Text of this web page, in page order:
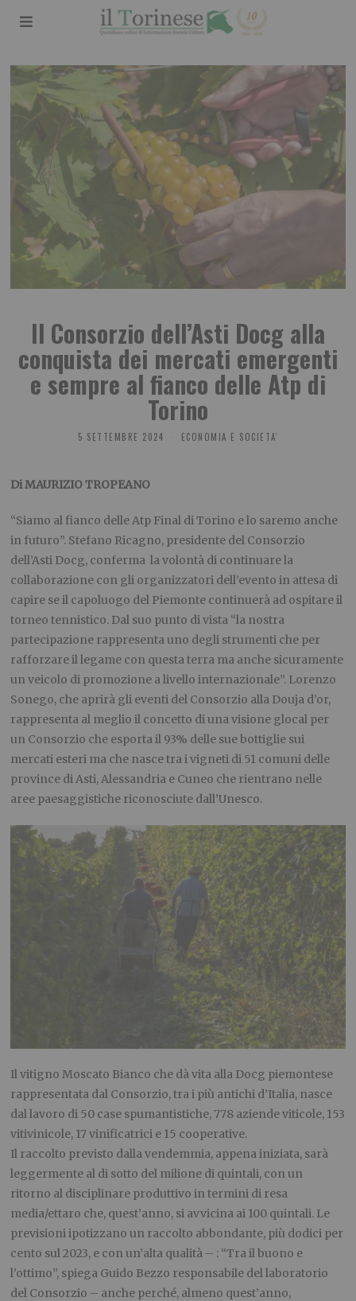
Il Consorzio dell’Asti Docg alla
conquista dei mercati emergenti
e sempre al fianco delle Atp di
Torino
5 SETTEMBRE 2024 ECONOMIA E SOCIETA'
Di MAURIZIO TROPEANO
“Siamo al fianco delle Atp Final di Torino e lo saremo anche
in futuro”. Stefano Ricagno, presidente del Consorzio
dell’Asti Docg, conferma la volontà di continuare la
collaborazione con gli organizzatori dell’evento in attesa di
capire se il capoluogo del Piemonte continuerà ad ospitare il
torneo tennistico. Dal suo punto di vista “la nostra
partecipazione rappresenta uno degli strumenti che per
rafforzare il legame con questa terra ma anche sicuramente
un veicolo di promozione a livello internazionale”. Lorenzo
Sonego, che aprirà gli eventi del Consorzio alla Douja d’or,
rappresenta al meglio il concetto di una visione glocal per
un Consorzio che esporta il 93% delle sue bottiglie sui
mercati esteri ma che nasce tra i vigneti di 51 comuni delle
province di Asti, Alessandria e Cuneo che rientrano nelle
aree paesaggistiche riconosciute dall’Unesco.
Il vitigno Moscato Bianco che dà vita alla Docg piemontese
rappresentata dal Consorzio, tra i più antichi d’Italia, nasce
dal lavoro di 50 case spumantistiche, 778 aziende viticole, 153
vitivinicole, 17 vinificatrici e 15 cooperative.
Il raccolto previsto dalla vendemmia, appena iniziata, sarà
leggermente al di sotto del milione di quintali, con un
ritorno al disciplinare produttivo in termini di resa
media/ettaro che, quest’anno, si avvicina ai 100 quintali. Le
previsioni ipotizzano un raccolto abbondante, più dodici per
cento sul 2023, e con un’alta qualità – : “Tra il buono e
l’ottimo”, spiega Guido Bezzo responsabile del laboratorio
del Consorzio – anche perché, almeno quest’anno,